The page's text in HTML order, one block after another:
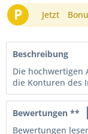
P Jetzt
Beschreibung
Die hochwertigen
die Konturen des
Bewertungen **
Bewertungen